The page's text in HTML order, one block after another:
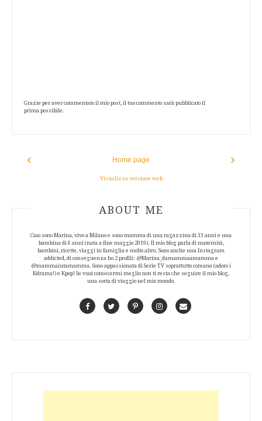
Grazie per aver commentato il mio post, il tuo commento sarà pubblicato il
prima possibile.
‹ ›
Home page
Visualizza versione web
ABOUT AUTHOR
ABOUT ME
Ciao sono Marina, vivo a Milano e sono mamma di una ragazzina di 13 anni e una
bambina di 6 anni (nata a fine maggio 2019). Il mio blog parla di maternità,
bambini, ricette, viaggi in famiglia e molto altro. Sono anche una Instagram
addicted, di conseguenza ho 2 profili: @Marina_damammaamamma e
@mammaiutamamma. Sono appassionata di Serie TV soprattutto coreane (adoro i
Kdrama!) e Kpop! Se vuoi conoscermi meglio non ti resta che seguire il mio blog,
una sorta di viaggio nel mio mondo.
FacebookTwitterPinterestInstagramContact